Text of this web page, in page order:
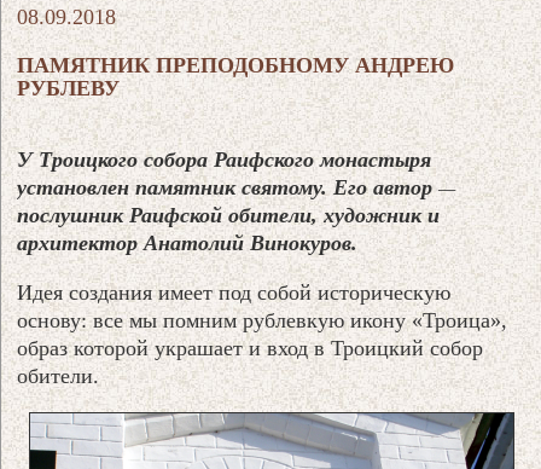
08.09.2018
ПАМЯТНИК ПРЕПОДОБНОМУ АНДРЕЮ
РУБЛЕВУ
У Троицкого собора Раифского монастыря
установлен памятник святому. Его автор—
послушник Раифской обители, художник и
архитектор Анатолий Винокуров.
Идея создания имеет под собой историческую
основу: все мы помним рублевкую икону «Троица»,
образ которой украшает и вход в Троицкий собор
обители.